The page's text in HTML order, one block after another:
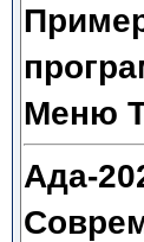
Меню
Ада-